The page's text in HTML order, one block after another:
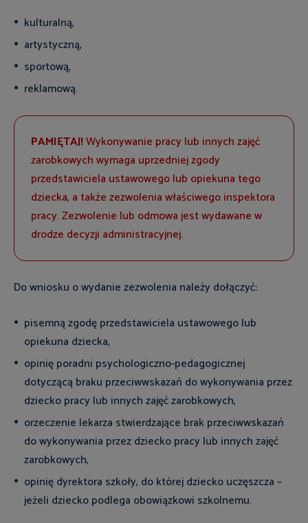
kulturalną,
artystyczną,
sportową,
reklamową.
PAMIĘTAJ!Wykonywanie pracy lub innych zajęć
zarobkowych wymaga uprzedniej zgody
przedstawiciela ustawowego lub opiekuna tego
dziecka, a także zezwolenia właściwego inspektora
pracy. Zezwolenie lub odmowa jest wydawane w
drodze decyzji administracyjnej.
Do wniosku o wydanie zezwolenia należy dołączyć:
pisemną zgodę przedstawiciela ustawowego lub
opiekuna dziecka,
opinię poradni psychologiczno-pedagogicznej
dotyczącą braku przeciwwskazań do wykonywania przez
dziecko pracy lub innych zajęć zarobkowych,
orzeczenie lekarza stwierdzające brak przeciwwskazań
do wykonywania przez dziecko pracy lub innych zajęć
zarobkowych,
opinię dyrektora szkoły, do której dziecko uczęszcza –
jeżeli dziecko podlega obowiązkowi szkolnemu.